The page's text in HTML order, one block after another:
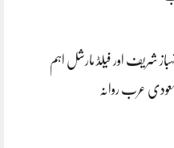
شریف اور فیلڈ مارشل اہم
عرب روانہ